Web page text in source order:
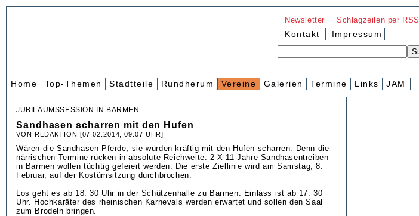
Newsletter Schlagzeilen per RSS
Kontakt Impressum
Home Top-Themen Stadtteile Rundherum Vereine Galerien Termine Links JAM
JUBILÄUMSSESSION IN BARMEN
Sandhasen scharren mit den Hufen
VON REDAKTION [07.02.2014, 09.07 UHR]
Wären die Sandhasen Pferde, sie würden kräftig mit den Hufen scharren. Denn die
närrischen Termine rücken in absolute Reichweite. 2 X 11 Jahre Sandhasentreiben
in Barmen wollen tüchtig gefeiert werden. Die erste Ziellinie wird am Samstag, 8.
Februar, auf der Kostümsitzung durchbrochen.
Los geht es ab 18. 30 Uhr in der Schützenhalle zu Barmen. Einlass ist ab 17. 30
Uhr. Hochkaräter des rheinischen Karnevals werden erwartet und sollen den Saal
zum Brodeln bringen.